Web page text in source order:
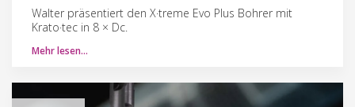
Walter präsentiert den X·treme Evo Plus Bohrer mit
Krato·tec in 8 × Dc.
Mehr lesen…